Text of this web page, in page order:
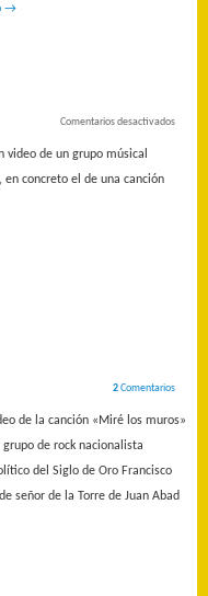
→
Comentarios desactivados
video de un grupo músical
en concreto el de una canción
2Comentarios
de la canción «Miré los muros»
de rock nacionalista
del Siglo de Oro Francisco
señor de la Torre de Juan Abad